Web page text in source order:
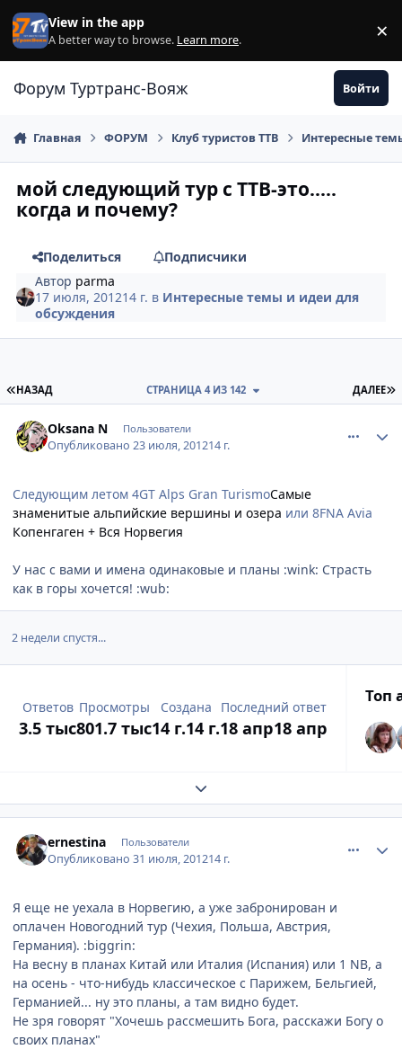
Перейти к содержанию
View in the app
A better way to browse. Learn more. ×
Форум Туртранс-Вояж Войти
Главная ФОРУМ Клуб туристов ТТВ Интересные
мой следующий тур с ТТВ-это.....
когда и почему?
Поделиться
Подписчики
Автор parma
17 июля, 201214 г. в Интересные темы и идеи для
обсуждения
ПЕРВАЯ СТРАНИЦА
НАЗАД ДАЛЕЕ
СТРАНИЦА 4 ИЗ 142
Oksana N Пользователи
Опубликовано23 июля, 201214 г.
Следующим летом 4GT Alps Gran TurismoСамые
знаменитые альпийские вершины и озера или 8FNA Avia
Копенгаген + Вся Норвегия
У нас с вами и имена одинаковые и планы :wink: Страсть
как в горы хочется! :wub:
2 недели спустя...
Ответов
3.5 тыс
Просмотры
801.7 тыс
Создана
14 г.14 г.
Последний ответ
18 апр18 апр
Топ
Развернуть обзор темы
ernestina Пользователи
Опубликовано31 июля, 201214 г.
Я еще не уехала в Норвегию, а уже забронирован и
оплачен Новогодний тур (Чехия, Польша, Австрия,
Германия). :biggrin:
На весну в планах Китай или Италия (Испания) или 1 NB, а
на осень - что-нибудь классическое с Парижем, Бельгией,
Германией... ну это планы, а там видно будет.
Не зря говорят "Хочешь рассмешить Бога, расскажи Богу о
своих планах"